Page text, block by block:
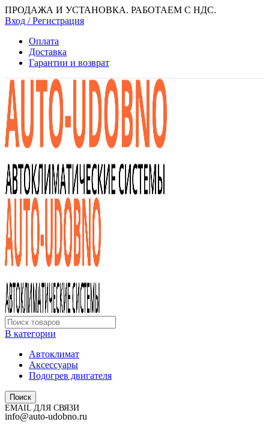
ПРОДАЖА И УСТАНОВКА. РАБОТАЕМ С НДС.
Вход / Регистрация
Оплата
Доставка
Гарантии и возврат
В категории
Автоклимат
Аксессуары
Подогрев двигателя
Поиск
EMAIL ДЛЯ СВЯЗИ
info@auto-udobno.ru